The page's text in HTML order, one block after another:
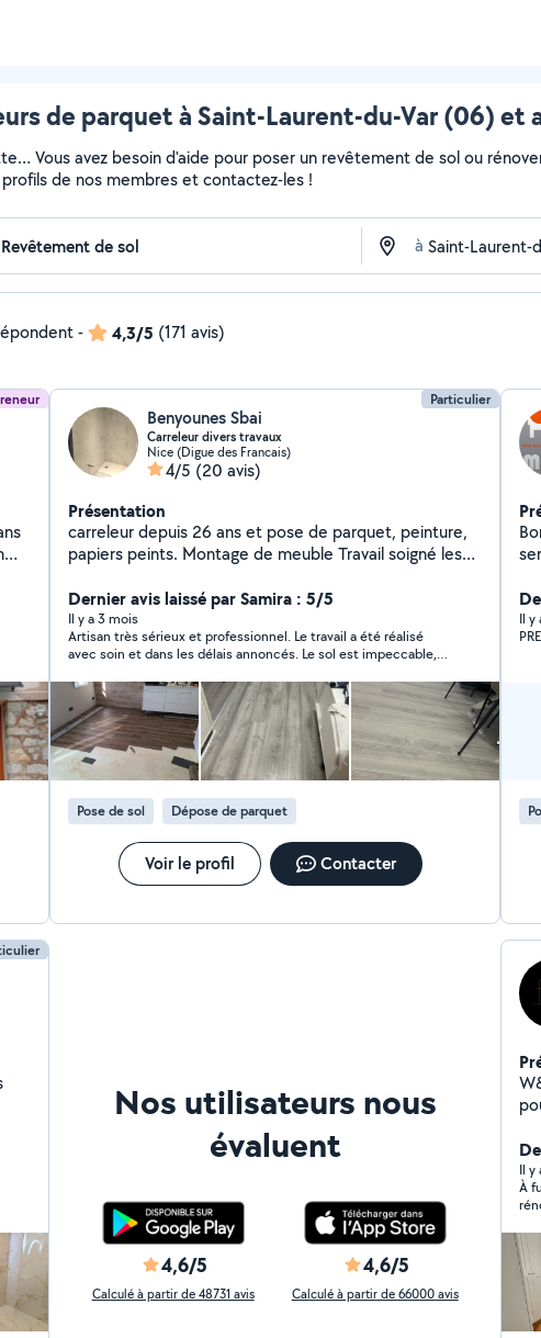
de parquet à Saint-Laurent-du-Var (06) et
Vous avez besoin d'aide pour poser un revêtement de sol ou
profils de nos membres et contactez-les !
à
- 4,3/5 (171 avis)
Particulier
Benyounes Sbai
Carreleur divers travaux
Nice (Digue des Francais)
4/5 (20 avis)
Présentation
carreleur depuis 26 ans et pose de parquet, peinture,
papiers peints. Montage de meuble Travail soigné les
déplace dans tout le département des Alpes
Maritimes joignable rapidement
Dernier avis laissé par Samira : 5/5
Il y a 3 mois
Artisan très sérieux et professionnel. Le travail a été réalisé
avec soin et dans les délais annoncés. Le sol est impeccable,
son passage. Très bon contact humain, à l’écoute et de bon
conseil. Je recommande sans hésiter.Tarif vraiment raisonnable
par rapport à la qualité du travail.
Pose de sol Dépose de parquet
Voir le profil Contacter
Bonjour Artisan
services :
Il y
Nos utilisateurs nous
évaluent
4,6/5
Calculé à partir de 48731 avis
4,6/5
Calculé à partir de 66000 avis
vos
la
Il y
À fuir
a été tout